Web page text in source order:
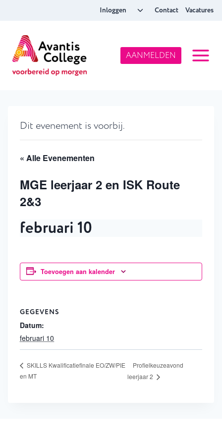
inhoud
Inloggen
ToggleContact Vacatures
AANMELDEN
Dit evenement is voorbij.
« Alle Evenementen
MGE leerjaar 2 en ISK Route
2&3
februari 10
Toevoegen aan kalender
GEGEVENS
Datum:
februari 10
SKILLS Kwalificatiefinale EO/ZW/PIE
en MT
Profielkeuzeavond
leerjaar 2